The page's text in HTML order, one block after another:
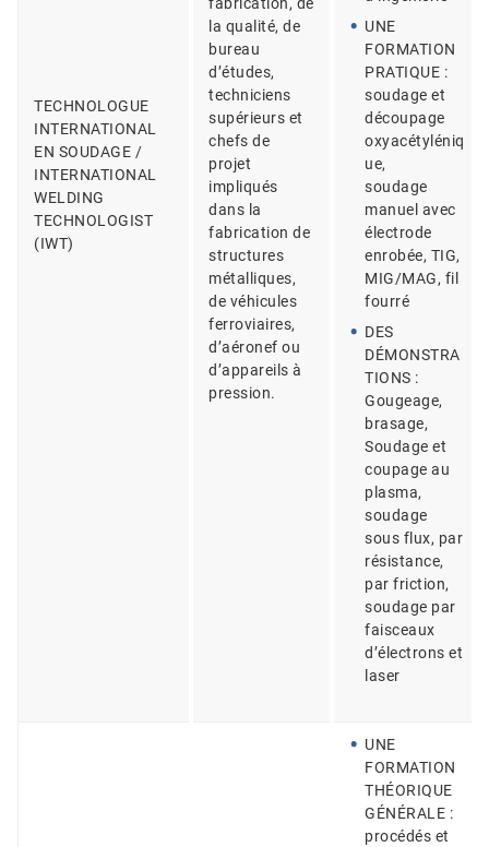
TECHNOLOGUE
INTERNATIONAL
EN SOUDAGE /
INTERNATIONAL
WELDING
TECHNOLOGIST
(IWT)
fabrication, de
la qualité, de
bureau
d’études,
techniciens
supérieurs et
chefs de
projet
impliqués
dans la
fabrication de
structures
métalliques,
de véhicules
ferroviaires,
d’aéronef ou
d’appareils à
pression.
UNE
FORMATION
PRATIQUE :
soudage et
découpage
oxyacétyléniq
ue,
soudage
manuel avec
électrode
enrobée, TIG,
MIG/MAG, fil
fourré
DES
DÉMONSTRA
TIONS :
Gougeage,
brasage,
Soudage et
coupage au
plasma,
soudage
sous flux, par
résistance,
par friction,
soudage par
faisceaux
d’électrons et
laser
UNE
FORMATION
THÉORIQUE
GÉNÉRALE :
procédés et